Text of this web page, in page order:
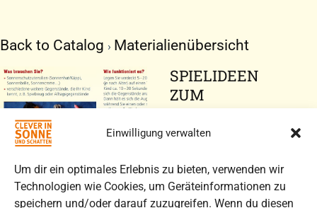
Einwilligung verwalten
Um dir ein optimales Erlebnis zu bieten, verwenden wir
Technologien wie Cookies, um Geräteinformationen zu
speichern und/oder darauf zuzugreifen. Wenn du diesen
Back to Catalog Materialienübersicht
SPIELIDEEN
ZUM
SONNENSCHUTZ
-
SPIELE
Spiele, die die